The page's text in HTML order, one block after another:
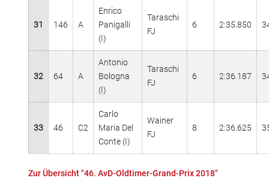
31 146 A
Enrico
Panigalli
(I)
Taraschi
FJ
6 2:35.850
32 64 A
Antonio
Bologna
(I)
Taraschi
FJ
6 2:36.187
33 46 C2
Carlo
Maria Del
Conte (I)
Wainer
FJ
8 2:36.625
Zur Übersicht "46. AvD-Oldtimer-Grand-Prix 2018"